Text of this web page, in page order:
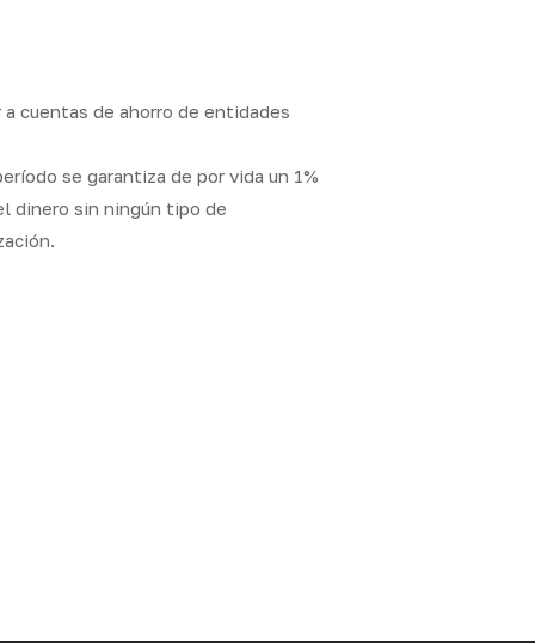
cuentas de ahorro de entidades
se garantiza de por vida un 1%
dinero sin ningún tipo de